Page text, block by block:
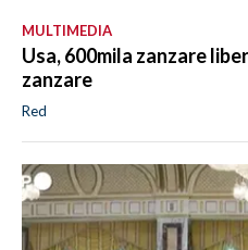
MULTIMEDIA
Usa, 600mila zanzare
zanzare
Red